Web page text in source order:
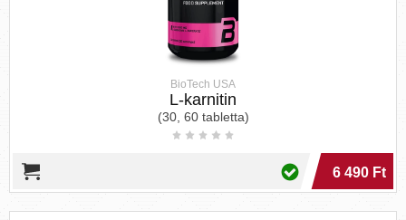
BioTech USA
L-karnitin
(30, 60 tabletta)
6 490 Ft